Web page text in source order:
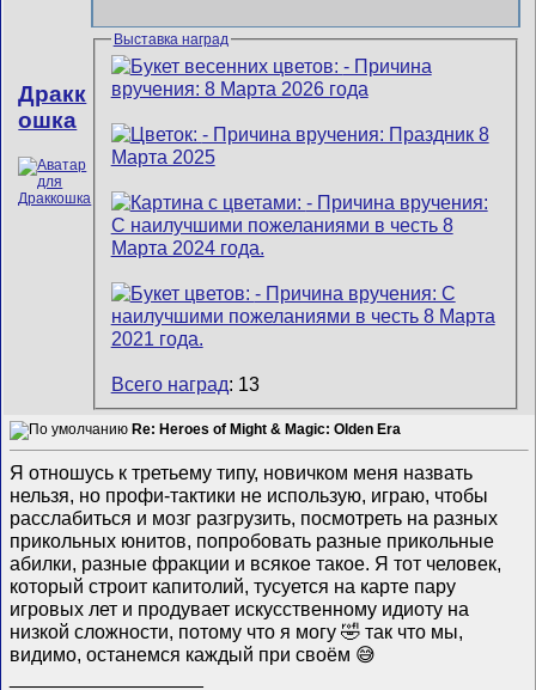
Дракк
ошка
Выставка наград
Всего наград: 13
Re: Heroes of Might & Magic: Olden Era
Я отношусь к третьему типу, новичком меня назвать
нельзя, но профи-тактики не использую, играю, чтобы
расслабиться и мозг разгрузить, посмотреть на разных
прикольных юнитов, попробовать разные прикольные
абилки, разные фракции и всякое такое. Я тот человек,
который строит капитолий, тусуется на карте пару
игровых лет и продувает искусственному идиоту на
низкой сложности, потому что я могу 🤣 так что мы,
видимо, останемся каждый при своëм 😅